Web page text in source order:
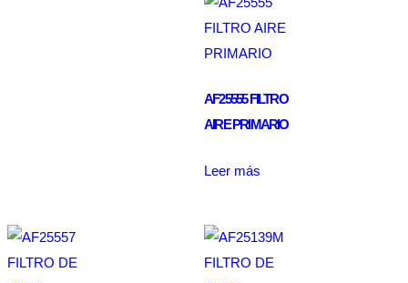
AF25555 FILTRO
AIRE PRIMARIO
Leer más